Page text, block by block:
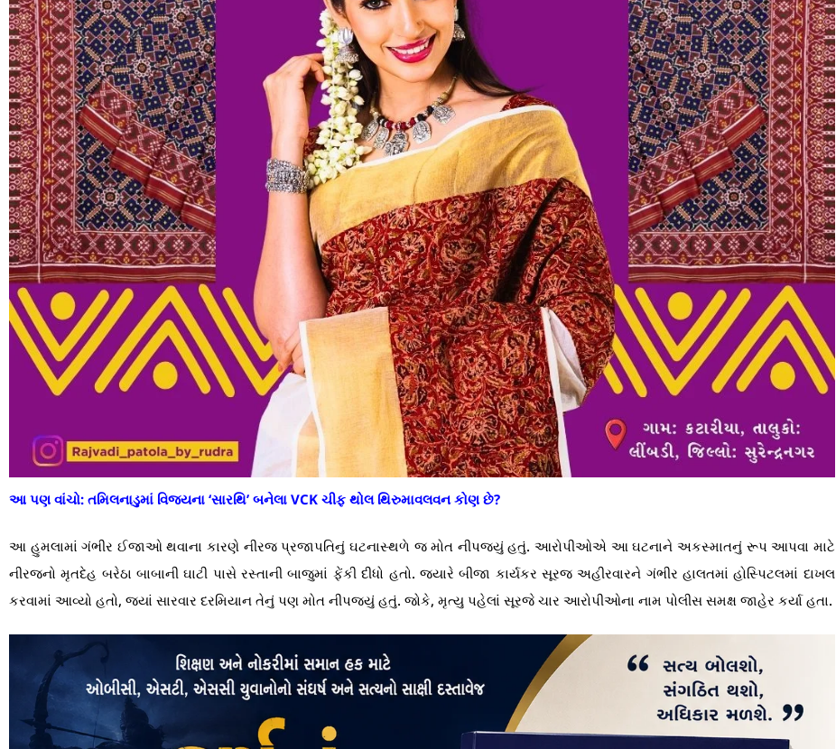
આ પણ વાંચો: તમિલનાડુમાં વિજયના ‘સારથિ’ બનેલા VCK ચીફ થોલ થિરુમાવલવન કોણ છે?
આ હુમલામાં ગંભીર ઈજાઓ થવાના કારણે નીરજ પ્રજાપતિનું ઘટનાસ્થળે જ મોત નીપજ્યું હતું. આરોપીઓએ આ ઘટનાને અકસ્માતનું રૂપ આપવા માટે
નીરજનો મૃતદેહ બરેઠા બાબાની ઘાટી પાસે રસ્તાની બાજુમાં ફેંકી દીધો હતો. જ્યારે બીજા કાર્યકર સૂરજ અહીરવારને ગંભીર હાલતમાં હોસ્પિટલમાં દાખલ
કરવામાં આવ્યો હતો, જ્યાં સારવાર દરમિયાન તેનું પણ મોત નીપજ્યું હતું. જોકે, મૃત્યુ પહેલાં સૂરજે ચાર આરોપીઓના નામ પોલીસ સમક્ષ જાહેર કર્યા હતા.